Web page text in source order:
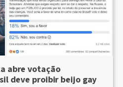
abre votação
deve proibir beijo gay